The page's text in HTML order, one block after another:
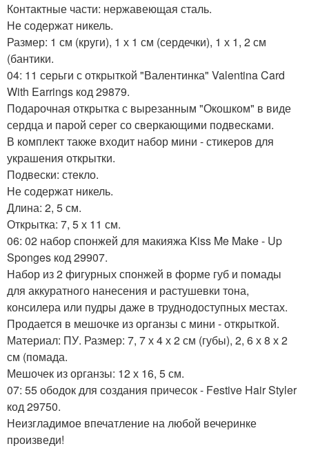
Контактные части: нержавеющая сталь.
Не содержат никель.
Размер: 1 см (круги), 1 х 1 см (сердечки), 1 х 1, 2 см
(бантики.
04: 11 серьги с открыткой "Валентинка" Valentina Card
With Earrings код 29879.
Подарочная открытка с вырезанным "Окошком" в виде
сердца и парой серег со сверкающими подвесками.
В комплект также входит набор мини - стикеров для
украшения открытки.
Подвески: стекло.
Не содержат никель.
Длина: 2, 5 см.
Открытка: 7, 5 х 11 см.
06: 02 набор спонжей для макияжа Kiss Me Make - Up
Sponges код 29907.
Набор из 2 фигурных спонжей в форме губ и помады
для аккуратного нанесения и растушевки тона,
консилера или пудры даже в труднодоступных местах.
Продается в мешочке из органзы с мини - открыткой.
Материал: ПУ. Размер: 7, 7 х 4 х 2 см (губы), 2, 6 х 8 х 2
см (помада.
Мешочек из органзы: 12 х 16, 5 см.
07: 55 ободок для создания причесок - Festive Hair Styler
код 29750.
Неизгладимое впечатление на любой вечеринке
произведи!